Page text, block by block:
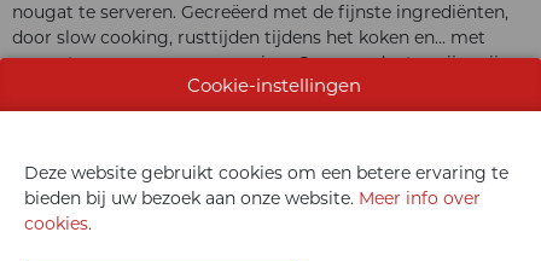
nougat te serveren. Gecreëerd met de fijnste ingrediënten,
door slow cooking, rusttijden tijdens het koken en... met
respect voor mens en omgeving. Onze producten zijn vrij
van gluten, lactose of bewaarmiddelen. Ideaal voor de betere
bakkerij, als extraatje in het assortiment!
Cookie-instellingen
Deze website gebruikt cookies om een betere ervaring te
bieden bij uw bezoek aan onze website. Meer info over
cookies.